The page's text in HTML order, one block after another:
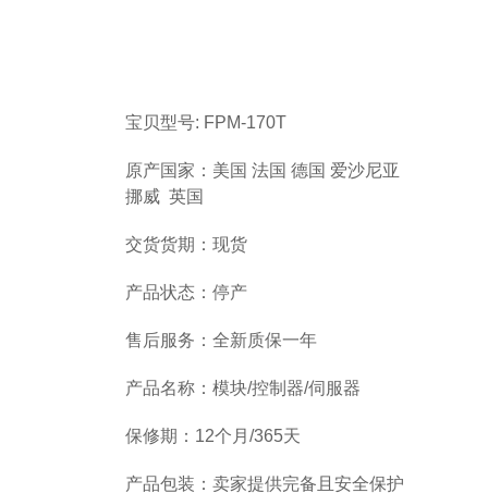
宝贝型号: FPM-170T
原产国家：美国 法国 德国 爱沙尼亚
挪威 英国
交货货期：现货
产品状态：停产
售后服务：全新质保一年
产品名称：模块/控制器/伺服器
保修期：12个月/365天
产品包装：卖家提供完备且安全保护